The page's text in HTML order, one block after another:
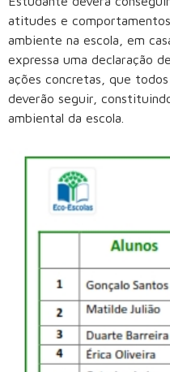
atitudes e
ambiente na escola, em
expressa uma declaração
ações concretas, que
deverão seguir,
ambiental da escola.